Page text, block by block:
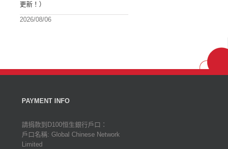
更新！）
2026/08/06
PAYMENT INFO
請捐款到D100恒生銀行戶口：
戶口名稱: Global Chinese Network
Limited